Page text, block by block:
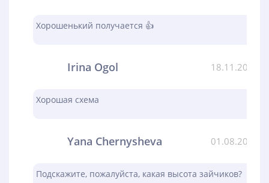
Хорошенький получается 👍
Irina Ogol 18.11.2023
Хорошая схема
Yana Chernysheva 01.08.2023
Подскажите, пожалуйста, какая высота зайчиков?